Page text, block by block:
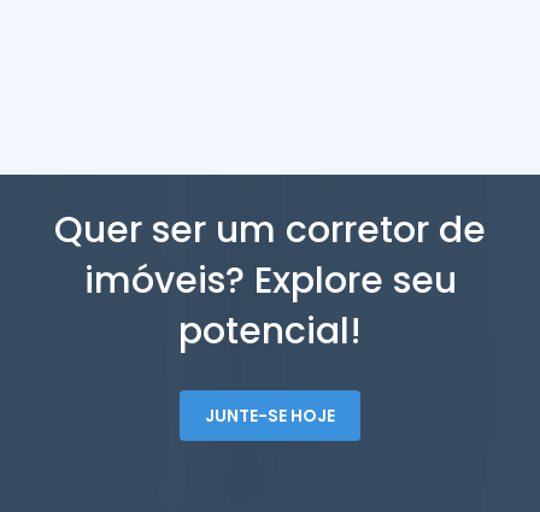
Quer ser um corretor de
imóveis? Explore seu
potencial!
JUNTE-SE HOJE